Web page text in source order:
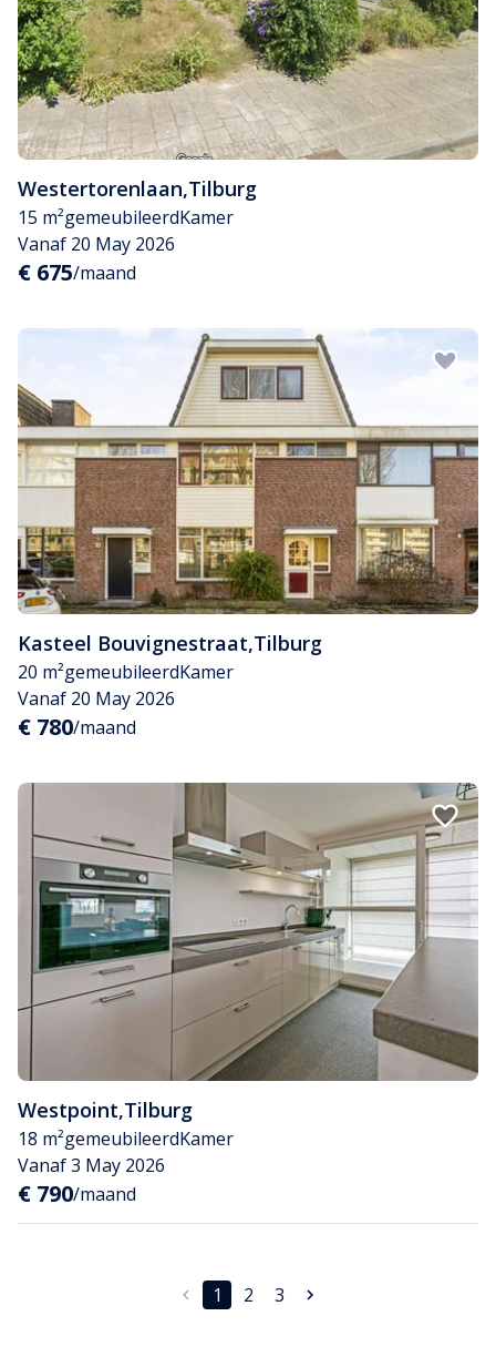
Westertorenlaan,Tilburg
15 m²gemeubileerdKamer
Vanaf 20 May 2026
€ 675/maand
Kasteel Bouvignestraat,Tilburg
20 m²gemeubileerdKamer
Vanaf 20 May 2026
€ 780/maand
Westpoint,Tilburg
18 m²gemeubileerdKamer
Vanaf 3 May 2026
€ 790/maand
1 2 3